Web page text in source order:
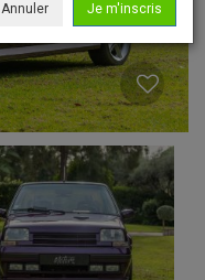
Annuler Je m'inscris